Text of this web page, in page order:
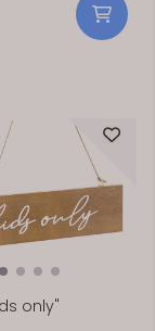
only"